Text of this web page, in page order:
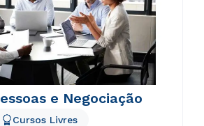
e Negociação
Cursos Livres